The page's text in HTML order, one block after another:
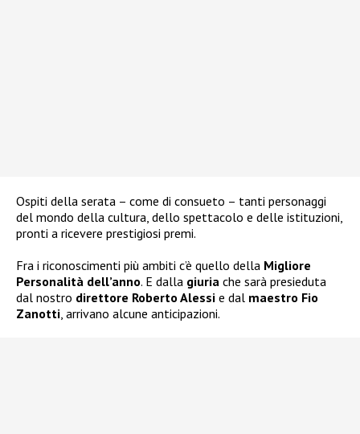
Ospiti della serata – come di consueto – tanti personaggi
del mondo della cultura, dello spettacolo e delle istituzioni,
pronti a ricevere prestigiosi premi.
Fra i riconoscimenti più ambiti c’è quello della Migliore
Personalità dell’anno. E dalla giuria che sarà presieduta
dal nostro direttore Roberto Alessi e dal maestro Fio
Zanotti, arrivano alcune anticipazioni.